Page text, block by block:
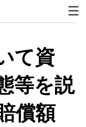
て資
等を説
償額